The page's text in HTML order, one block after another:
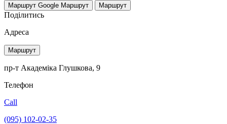
Маршрут Google Маршрут Маршрут
Поділитись
Адреса
Маршрут
пр-т Академіка Глушкова, 9
Телефон
Call
(095) 102-02-35